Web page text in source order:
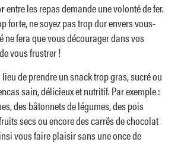
entre les repas demande une volonté de fer.
forte, ne soyez pas trop dur envers vous-
ne fera que vous décourager dans vos
vous frustrer !
de prendre un snack trop gras, sucré ou
sain, délicieux et nutritif. Par exemple :
des bâtonnets de légumes, des pois
secs ou encore des carrés de chocolat
vous faire plaisir sans une once de